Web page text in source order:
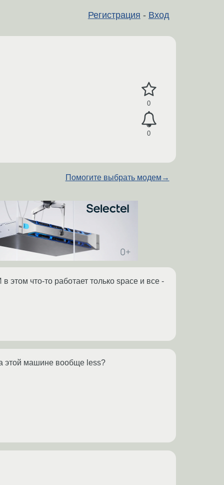
Регистрация - Вход
0
0
Помогите выбрать модем →
что-то работает только space и все -
этой машине вообще less?